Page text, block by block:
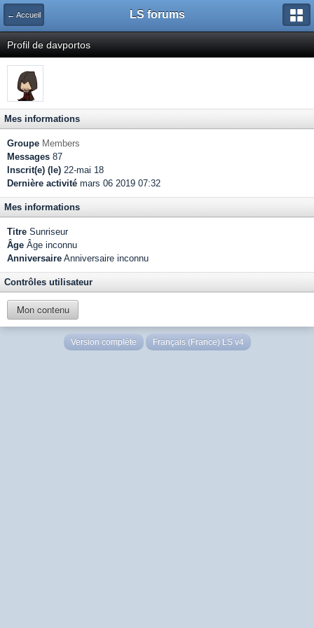
← Accueil LS forums
Profil de davportos
Mes informations
Groupe Members
Messages 87
Inscrit(e) (le) 22-mai 18
Dernière activité mars 06 2019 07:32
Mes informations
Titre Sunriseur
Âge Âge inconnu
Anniversaire Anniversaire inconnu
Contrôles utilisateur
Mon contenu
Version complète Français (France) LS v4